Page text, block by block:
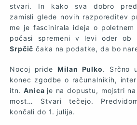
stvari. In kako sva dobro
zamisli glede novih razporeditev
me je fascinirala ideja o poletnem
počasi spremeni v levi oder ob
Srpčič čaka na podatke, da bo
Nocoj pride Milan Pulko. Srčno
konec zgodbe o računalnikih,
itn.Anica je na dopustu, mojstri
most… Stvari tečejo.
končali do 1. julija.